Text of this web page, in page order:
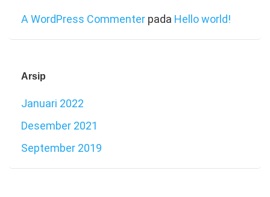
A WordPress Commenter pada Hello world!
Arsip
Januari 2022
Desember 2021
September 2019